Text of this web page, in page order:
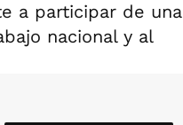
a participar de una
nacional y al